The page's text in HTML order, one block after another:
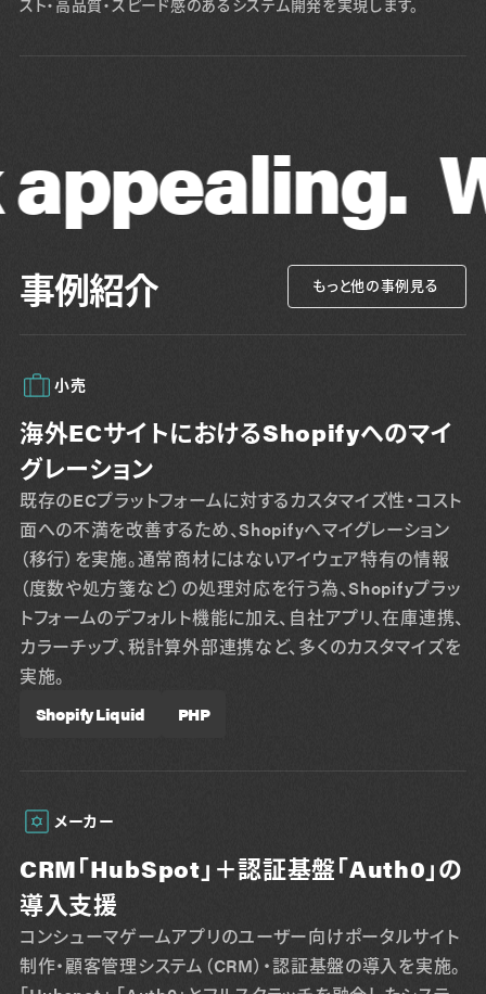
We
事例紹介 もっと他の事例見る
小売
海外ECサイトにおけるShopifyへのマイ
グレーション
既存のECプラットフォームに対するカスタマイズ性・コスト
面への不満を改善するため、Shopifyへマイグレーション
（移行）を実施。通常商材にはないアイウェア特有の情報
（度数や処方箋など）の処理対応を行う為、Shopifyプラッ
トフォームのデフォルト機能に加え、自社アプリ、在庫連携、
カラーチップ、税計算外部連携など、多くのカスタマイズを
実施。
Shopify Liquid PHP
メーカー
CRM「HubSpot」＋認証基盤「Auth0」の
導入支援
コンシューマゲームアプリのユーザー向けポータルサイト
制作・顧客管理システム（CRM）・認証基盤の導入を実施。